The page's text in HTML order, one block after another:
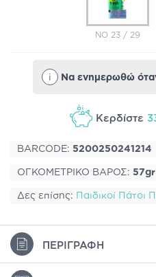
NO 23 / 29
i Να ενημερωθώ όταν
Κερδίστε
BARCODE: 5200250241214
ΟΓΚΟΜΕΤΡΙΚΟ ΒΑΡΟΣ: 57gr
Δες επίσης: Παιδικοί Πάτοι
ΠΕΡΙΓΡΑΦΉ